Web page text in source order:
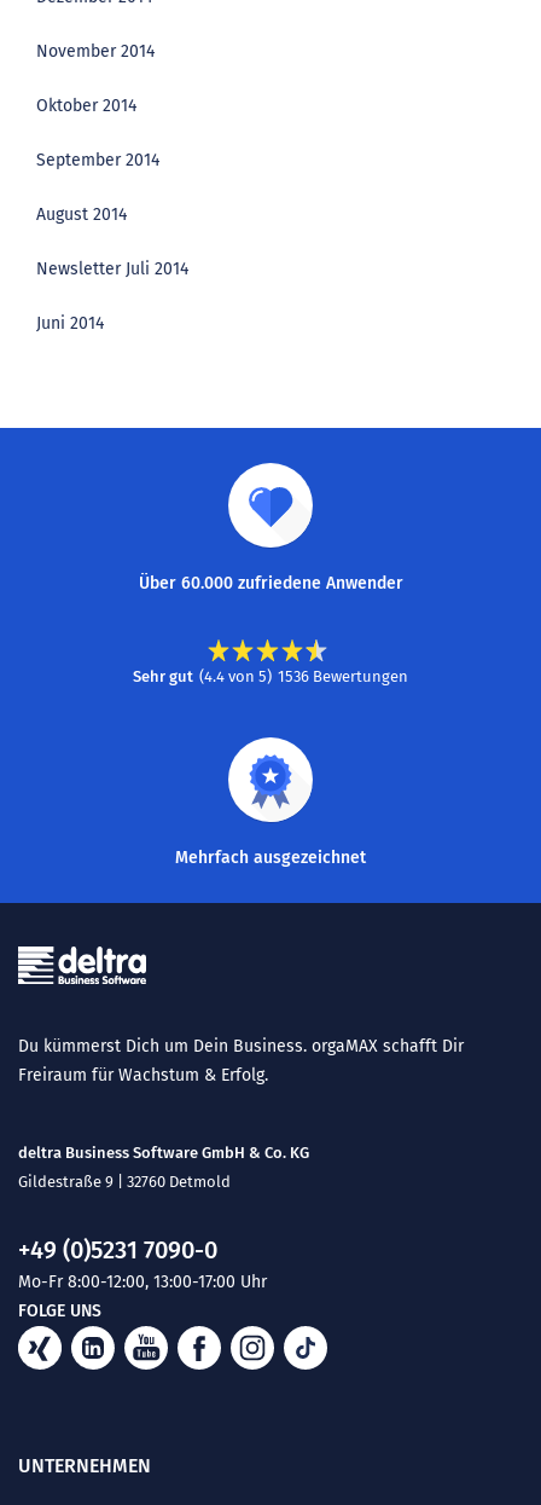
November 2014
Oktober 2014
September 2014
August 2014
Newsletter Juli 2014
Juni 2014
Über 60.000 zufriedene Anwender
Sehr gut (4.4 von 5) 1536 Bewertungen
Mehrfach ausgezeichnet
Du kümmerst Dich um Dein Business. orgaMAX schafft Dir
Freiraum für Wachstum & Erfolg.
deltra Business Software GmbH & Co. KG
Gildestraße 9 | 32760 Detmold
+49 (0)5231 7090-0
Mo-Fr 8:00-12:00, 13:00-17:00 Uhr
FOLGE UNS
UNTERNEHMEN